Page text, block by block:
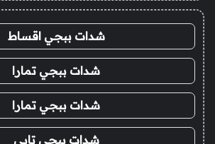
شدات ببجي اقساط
شدات ببجي تمارا
شدات ببجي تمارا
شدات ببجي تابي